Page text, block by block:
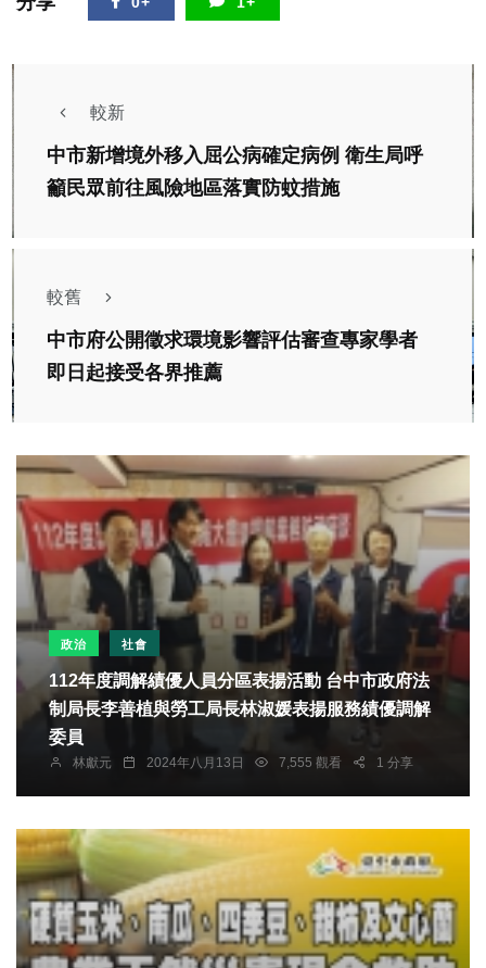
較新
中市新增境外移入屈公病確定病例 衛生局呼
籲民眾前往風險地區落實防蚊措施
較舊
中市府公開徵求環境影響評估審查專家學者
即日起接受各界推薦
政治 社會
112年度調解績優人員分區表揚活動 台中市政府法
制局長李善植與勞工局長林淑媛表揚服務績優調解
委員
林獻元 2024年八月13日 7,555 觀看 1 分享